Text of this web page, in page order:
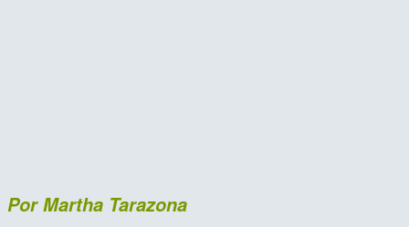
Por Martha Tarazona